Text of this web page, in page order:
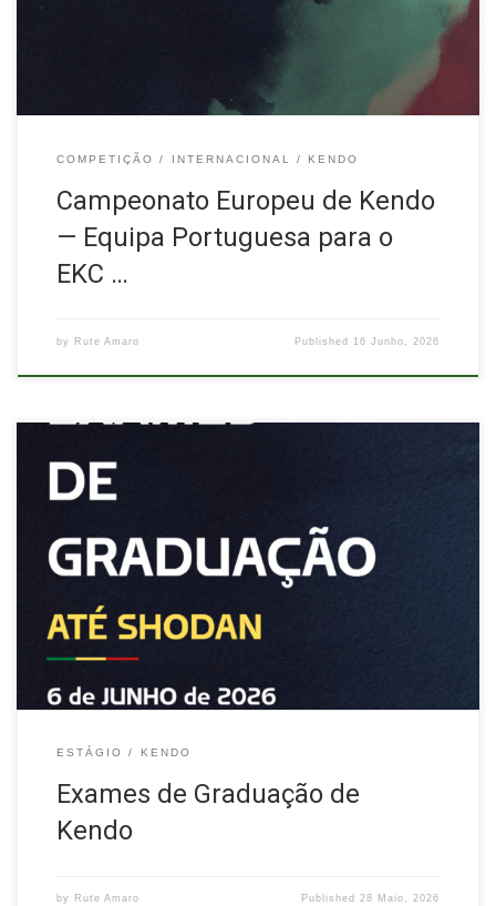
COMPETIÇÃO INTERNACIONAL KENDO
Campeonato Europeu de Kendo
— Equipa Portuguesa para o
EKC …
by Rute Amaro Published 16 Junho, 2026
de Kendo até Shodan. Horário As provas decorrerão durante o
período da manhã, entre as 11h30 e as 12h30, integradas no
Treino Nacional de Kendo. Inscrições Os praticantes
respetivo […]
ESTÁGIO KENDO
Exames de Graduação de
Kendo
by Rute Amaro Published28 Maio, 2026